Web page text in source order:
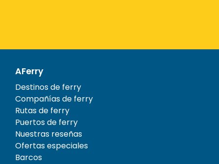
AFerry
Destinos de ferry
Compañías de ferry
Rutas de ferry
Puertos de ferry
Nuestras reseñas
Ofertas especiales
Barcos